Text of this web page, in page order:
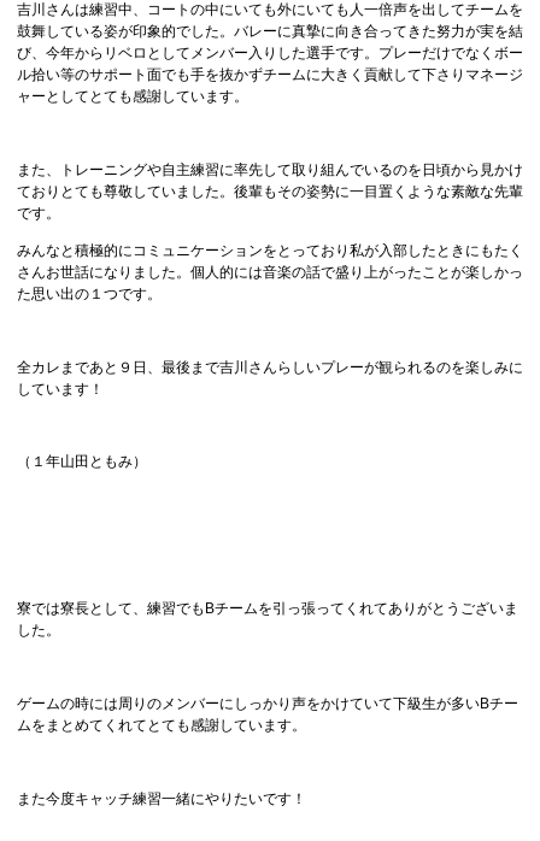
吉川さんは練習中、コートの中にいても外にいても人一倍声を出してチームを
鼓舞している姿が印象的でした。バレーに真摯に向き合ってきた努力が実を結
び、今年からリベロとしてメンバー入りした選手です。プレーだけでなくボー
ル拾い等のサポート面でも手を抜かずチームに大きく貢献して下さりマネージ
ャーとしてとても感謝しています。
また、トレーニングや自主練習に率先して取り組んでいるのを日頃から見かけ
ておりとても尊敬していました。後輩もその姿勢に一目置くような素敵な先輩
です。
みんなと積極的にコミュニケーションをとっており私が入部したときにもたく
さんお世話になりました。個人的には音楽の話で盛り上がったことが楽しかっ
た思い出の１つです。
全カレまであと９日、最後まで吉川さんらしいプレーが観られるのを楽しみに
しています！
（１年山田ともみ）
寮では寮長として、練習でもBチームを引っ張ってくれてありがとうございま
した。
ゲームの時には周りのメンバーにしっかり声をかけていて下級生が多いBチー
ムをまとめてくれてとても感謝しています。
また今度キャッチ練習一緒にやりたいです！